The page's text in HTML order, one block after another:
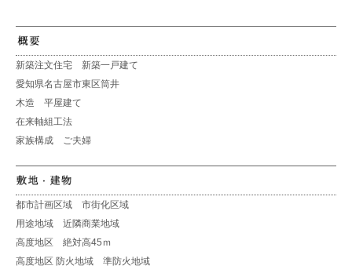
新築注文住宅 新築一戸建て
愛知県名古屋市東区筒井
木造 平屋建て
在来軸組工法
家族構成 ご夫婦
都市計画区域 市街化区域
用途地域 近隣商業地域
高度地区 絶対高45ｍ
高度地区 防火地域 準防火地域